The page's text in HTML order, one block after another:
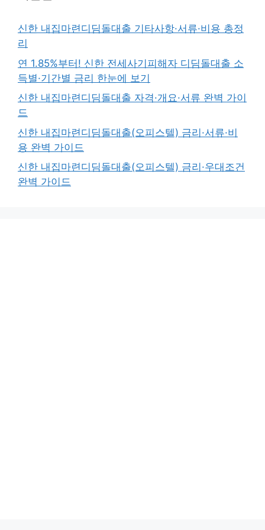
신한 내집마련디딤돌대출 기타사항·서류·비용 총정
리
연 1.85%부터! 신한 전세사기피해자 디딤돌대출 소
득별·기간별 금리 한눈에 보기
신한 내집마련디딤돌대출 자격·개요·서류 완벽 가이
드
신한 내집마련디딤돌대출(오피스텔) 금리·서류·비
용 완벽 가이드
신한 내집마련디딤돌대출(오피스텔) 금리·우대조건
완벽 가이드